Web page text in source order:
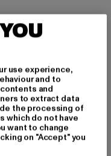
2%
|info@tbint.de
Ober-Ramstadt |
use experience,
and to
and
to extract data
the processing of
which do not have
want to change
on "Accept" you